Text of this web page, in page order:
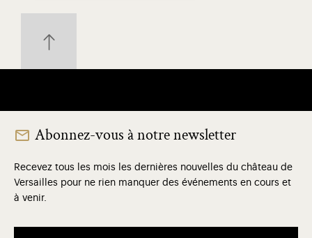
Abonnez-vous à notre newsletter
Recevez tous les mois les dernières nouvelles du château de
Versailles pour ne rien manquer des événements en cours et
à venir.